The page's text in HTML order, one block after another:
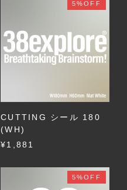
5%OFF
CUTTING シール 180
(WH)
¥1,881
5%OFF